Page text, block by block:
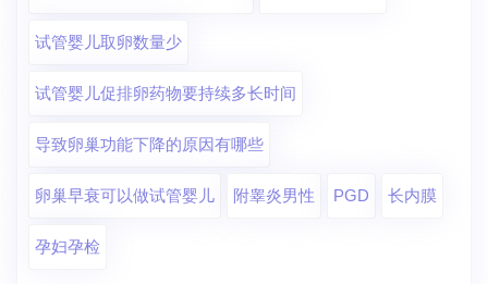
试管婴儿取卵数量少
试管婴儿促排卵药物要持续多长时间
导致卵巢功能下降的原因有哪些
卵巢早衰可以做试管婴儿 附睾炎男性 PGD 长内膜
孕妇孕检